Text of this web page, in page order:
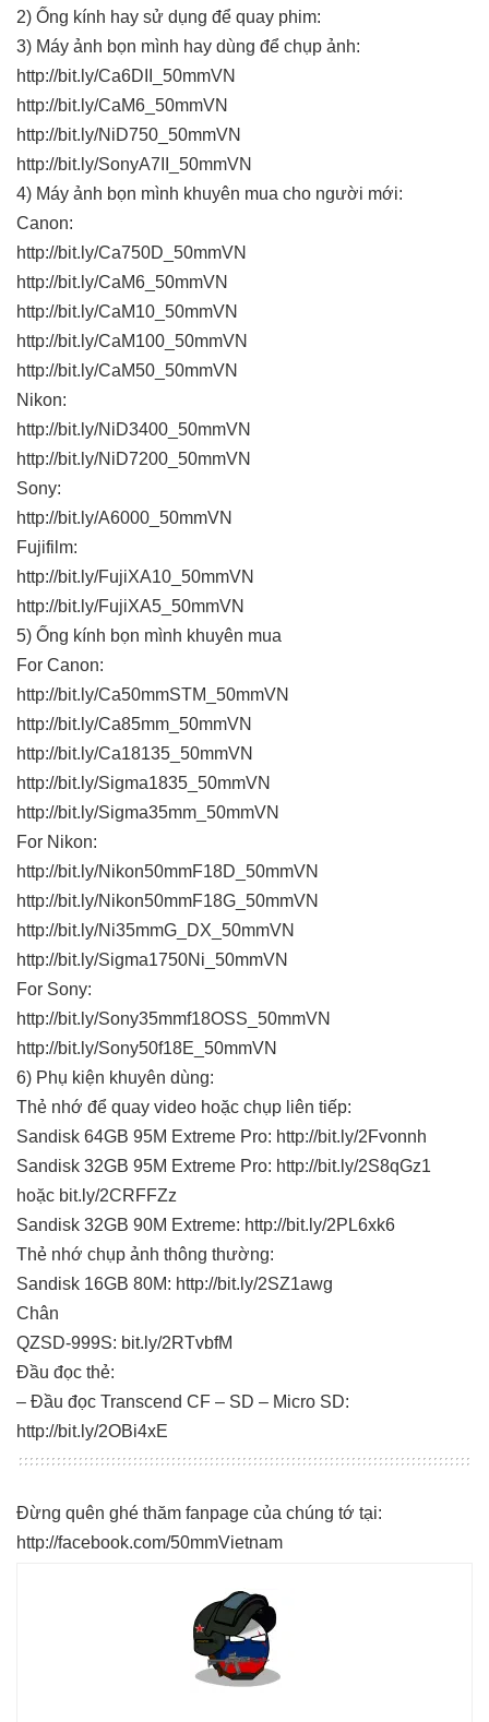
2) Ống kính hay sử dụng để quay phim:
3) Máy ảnh bọn mình hay dùng để chụp ảnh:
http://bit.ly/Ca6DII_50mmVN
http://bit.ly/CaM6_50mmVN
http://bit.ly/NiD750_50mmVN
http://bit.ly/SonyA7II_50mmVN
4) Máy ảnh bọn mình khuyên mua cho người mới:
Canon:
http://bit.ly/Ca750D_50mmVN
http://bit.ly/CaM6_50mmVN
http://bit.ly/CaM10_50mmVN
http://bit.ly/CaM100_50mmVN
http://bit.ly/CaM50_50mmVN
Nikon:
http://bit.ly/NiD3400_50mmVN
http://bit.ly/NiD7200_50mmVN
Sony:
http://bit.ly/A6000_50mmVN
Fujifilm:
http://bit.ly/FujiXA10_50mmVN
http://bit.ly/FujiXA5_50mmVN
5) Ống kính bọn mình khuyên mua
For Canon:
http://bit.ly/Ca50mmSTM_50mmVN
http://bit.ly/Ca85mm_50mmVN
http://bit.ly/Ca18135_50mmVN
http://bit.ly/Sigma1835_50mmVN
http://bit.ly/Sigma35mm_50mmVN
For Nikon:
http://bit.ly/Nikon50mmF18D_50mmVN
http://bit.ly/Nikon50mmF18G_50mmVN
http://bit.ly/Ni35mmG_DX_50mmVN
http://bit.ly/Sigma1750Ni_50mmVN
For Sony:
http://bit.ly/Sony35mmf18OSS_50mmVN
http://bit.ly/Sony50f18E_50mmVN
6) Phụ kiện khuyên dùng:
Thẻ nhớ để quay video hoặc chụp liên tiếp:
Sandisk 64GB 95M Extreme Pro: http://bit.ly/2Fvonnh
Sandisk 32GB 95M Extreme Pro: http://bit.ly/2S8qGz1
hoặc bit.ly/2CRFFZz
Sandisk 32GB 90M Extreme: http://bit.ly/2PL6xk6
Thẻ nhớ chụp ảnh thông thường:
Sandisk 16GB 80M: http://bit.ly/2SZ1awg
Chân
QZSD-999S: bit.ly/2RTvbfM
Đầu đọc thẻ:
– Đầu đọc Transcend CF – SD – Micro SD:
http://bit.ly/2OBi4xE
Đừng quên ghé thăm fanpage của chúng tớ tại:
http://facebook.com/50mmVietnam